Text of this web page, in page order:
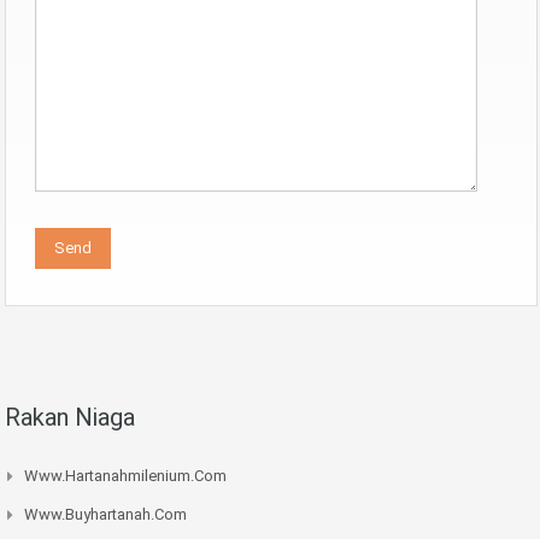
Rakan Niaga
Www.hartanahmilenium.com
Www.buyhartanah.com